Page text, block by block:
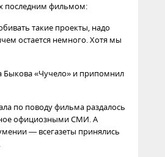
последним фильмом:
такие проекты, надо
остается немного. Хотя мы
Быкова «Чучело» и припомнил
по поводу фильма раздалось
официозными СМИ. А
— всегазеты принялись